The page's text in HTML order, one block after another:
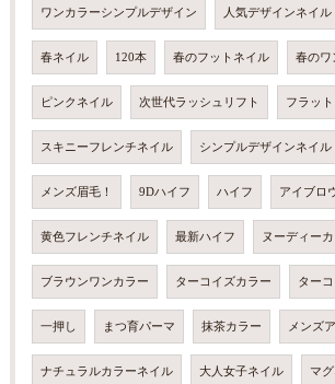
ワンカラーシンプルデザイン 人気デザインネイル
春ネイル 120本 春のフットネイル 春のワ
ピンクネイル 次世代ラッシュリフト フラッ
スキニーフレンチネイル シンプルデザインネイル
メンズ眉毛！ 9Dハイフ ハイフ アイブロ
黄色フレンチネイル 最新ハイフ ヌーディー
ブラウンワンカラー ターコイズカラー ター
一押し まつ育パーマ 抹茶カラー メンズ
ナチュラルカラーネイル 大人女子ネイル マ